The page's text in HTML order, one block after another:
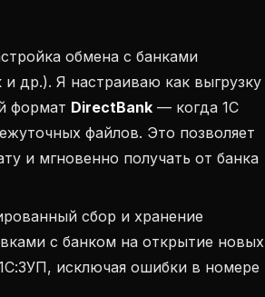
обмена с банками
др.). Я настраиваю как выгрузку
формат DirectBank — когда 1С
файлов. Это позволяет
и мгновенно получать от банка
сбор и хранение
с банком на открытие новых
исключая ошибки в номере